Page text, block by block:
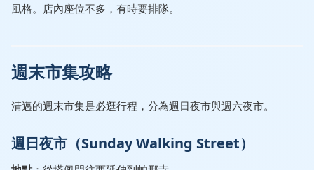
風格。店內座位不多，有時要排隊。
週末市集攻略
清邁的週末市集是必逛行程，分為週日夜市與週六夜市。
週日夜市（Sunday Walking Street）